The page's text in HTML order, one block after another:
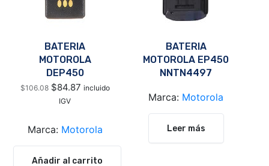
BATERIA
MOTOROLA
DEP450
NNTN4970
$106.08 $84.87 incluido
IGV
Marca: Motorola
Añadir al carrito
BATERIA
MOTOROLA EP450
NNTN4497
Marca: Motorola
Leer más